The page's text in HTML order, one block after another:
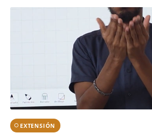
EXTENSIÓN